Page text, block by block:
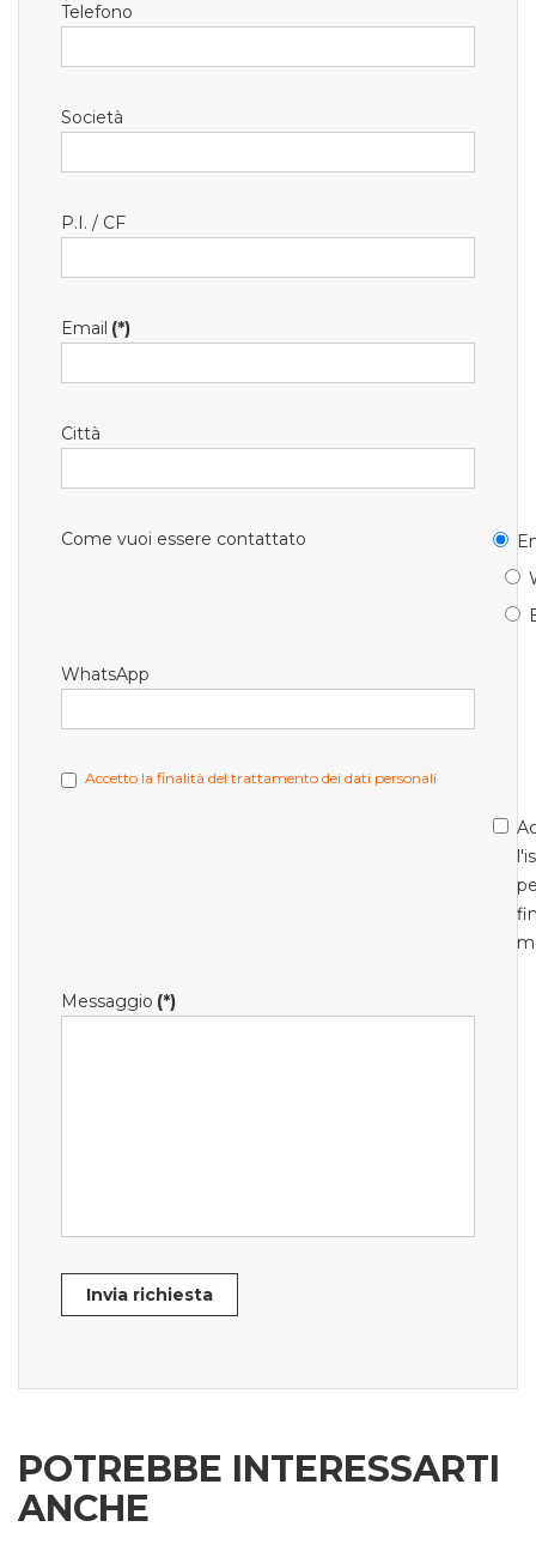
Telefono
Società
P.I. / CF
Email (*)
Città
Come vuoi essere contattato
WhatsApp
Accetto la finalità del trattamento dei dati personali
Messaggio (*)
Invia richiesta
POTREBBE INTERESSARTI
ANCHE